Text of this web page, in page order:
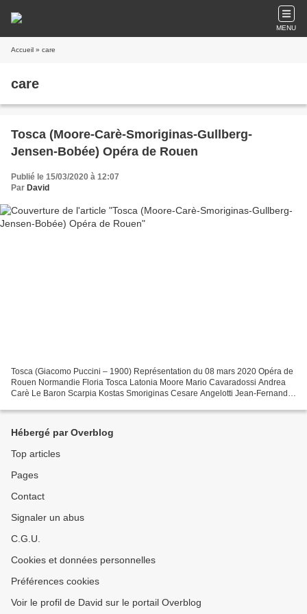
MENU
Accueil » care
care
Tosca (Moore-Carè-Smoriginas-Gullberg-
Jensen-Bobée) Opéra de Rouen
Publié le 15/03/2020 à 12:07
Par David
Tosca (Giacomo Puccini – 1900) Représentation du 08 mars 2020 Opéra de
Rouen Normandie Floria Tosca Latonia Moore Mario Cavaradossi Andrea
Carè Le Baron Scarpia Kostas Smoriginas Cesare Angelotti Jean-Fernand
Hébergé par Overblog
Top articles
Pages
Contact
Signaler un abus
C.G.U.
Cookies et données personnelles
Préférences cookies
Voir le profil de David sur le portail Overblog